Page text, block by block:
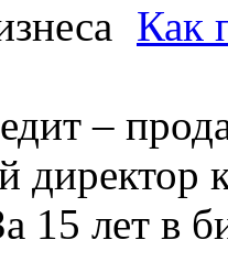
Как
–
15 лет в